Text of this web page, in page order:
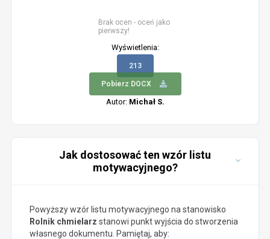
Brak ocen - oceń jako
pierwszy!
Wyświetlenia:
213
Pobierz DOCX
Autor: Michał S.
Jak dostosować ten wzór listu
motywacyjnego?
Powyższy wzór listu motywacyjnego na stanowisko
Rolnik chmielarz stanowi punkt wyjścia do stworzenia
własnego dokumentu. Pamiętaj, aby: